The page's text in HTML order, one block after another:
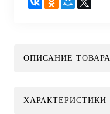
ОПИСАНИЕ ТОВАРА
ХАРАКТЕРИСТИКИ